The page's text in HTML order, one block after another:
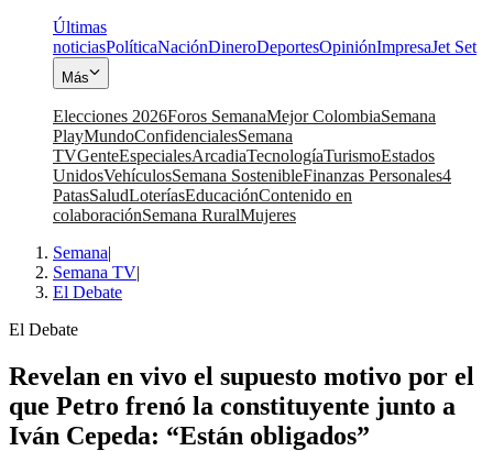
Últimas
noticiasPolíticaNaciónDineroDeportesOpiniónImpresaJet Set
Más
Elecciones 2026Foros SemanaMejor ColombiaSemana
PlayMundoConfidencialesSemana
TVGenteEspecialesArcadiaTecnologíaTurismoEstados
UnidosVehículosSemana SostenibleFinanzas Personales4
PatasSaludLoteríasEducaciónContenido en
colaboraciónSemana RuralMujeres
Semana|
Semana TV|
El Debate
El Debate
Revelan en vivo el supuesto motivo por el
que Petro frenó la constituyente junto a
Iván Cepeda: “Están obligados”